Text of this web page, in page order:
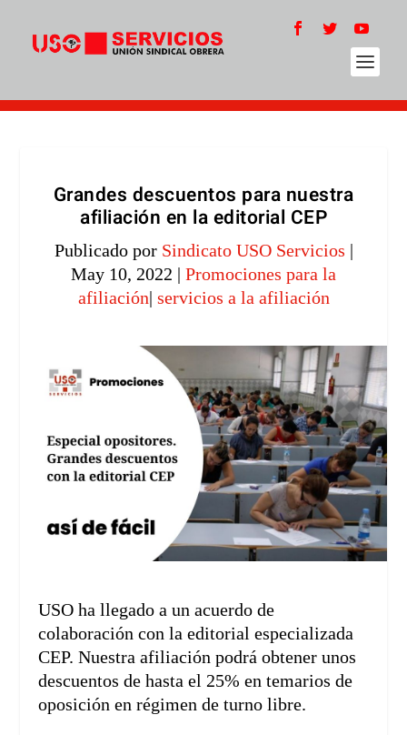
Grandes descuentos para nuestra
afiliación en la editorial CEP
Publicado por Sindicato USO Servicios |
May 10, 2022 | Promociones para la
afiliación| servicios a la afiliación
USO ha llegado a un acuerdo de
colaboración con la editorial especializada
CEP. Nuestra afiliación podrá obtener unos
descuentos de hasta el 25% en temarios de
oposición en régimen de turno libre.